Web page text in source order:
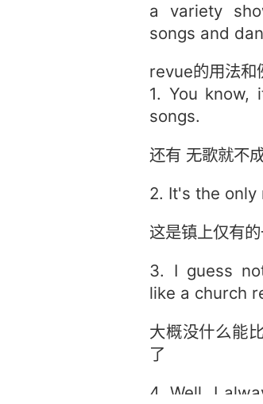
a variety
songs and
revue的用法和
1. You
songs.
还有 无歌就不
2. It's the only
这是镇上仅有
3. I guess
like a church
大概没什么能
了
4. Well, I